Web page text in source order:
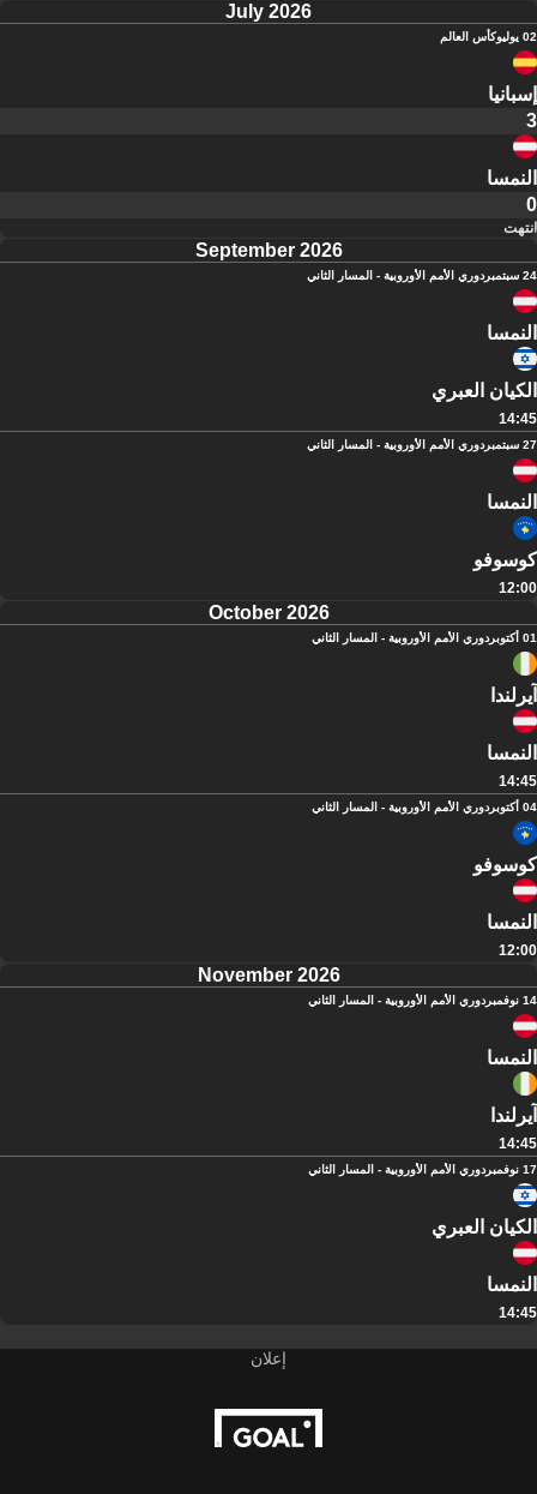
July 2026
02 يوليو كأس العالم
إسبانيا
3
النمسا
0
انتهت
September 2026
24 سبتمبر دوري الأمم الأوروبية - المسار الثاني
النمسا
الكيان العبري
14:45
27 سبتمبر دوري الأمم الأوروبية - المسار الثاني
النمسا
كوسوفو
12:00
October 2026
01 أكتوبر دوري الأمم الأوروبية - المسار الثاني
آيرلندا
النمسا
14:45
04 أكتوبر دوري الأمم الأوروبية - المسار الثاني
كوسوفو
النمسا
12:00
November 2026
14 نوفمبر دوري الأمم الأوروبية - المسار الثاني
النمسا
آيرلندا
14:45
17 نوفمبر دوري الأمم الأوروبية - المسار الثاني
الكيان العبري
النمسا
14:45